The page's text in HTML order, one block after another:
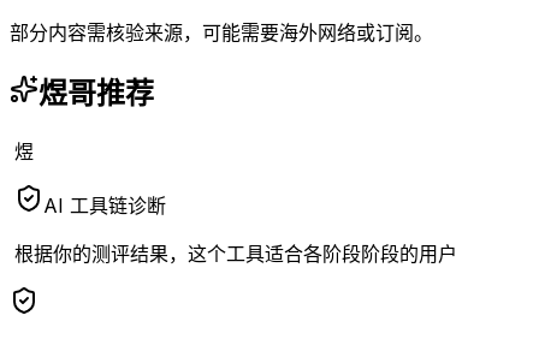
部分内容需核验来源，可能需要海外网络或订阅。
煜哥推荐
煜
AI 工具链诊断
根据你的测评结果，这个工具适合各阶段阶段的用户